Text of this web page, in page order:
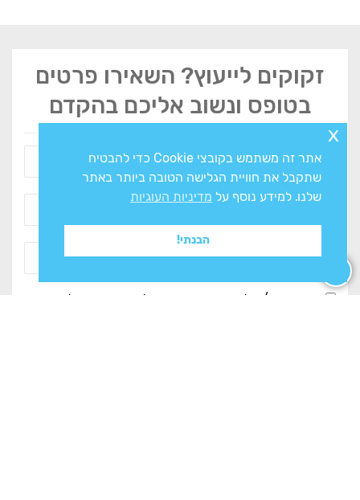
זקוקים לייעוץ? השאירו פרטים
בטופס ונשוב אליכם בהקדם
אני מסכים/ה ל
ולעיבוד המידע ליצירת
אתר זה משתמש בקובצי Cookie כדי להבטיח
שתקבל את חוויית הגלישה הטובה ביותר באתר
שלנו. למידע נוסף על מדיניות העוגיות
הבנתי!
x